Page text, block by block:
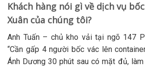
Khách hàng nói gì về dịch vụ
Xuân của chúng tôi?
Anh Tuấn – chủ kho vải tại ngõ 147
“Cần gấp 4 người bốc vác lên
Ánh Dương 30 phút sau có mặt đủ, làm